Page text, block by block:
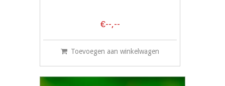
€--,--
Toevoegen aan winkelwagen